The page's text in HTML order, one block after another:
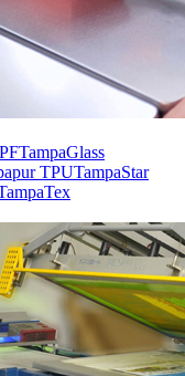
TampaGlass
TPUTampaStar